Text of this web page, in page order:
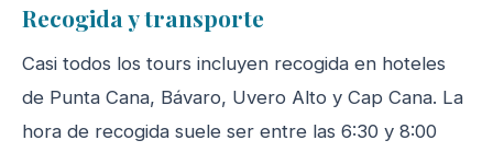
Recogida y transporte
Casi todos los tours incluyen recogida en hoteles
de Punta Cana, Bávaro, Uvero Alto y Cap Cana. La
hora de recogida suele ser entre las 6:30 y 8:00